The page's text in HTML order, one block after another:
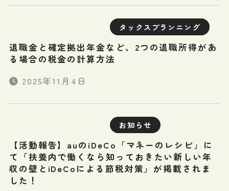
タックスプランニング
退職金と確定拠出年金など、2つの退職所得があ
る場合の税金の計算方法
2025年11月4日
お知らせ
【活動報告】auのiDeCo「マネーのレシピ」に
て「扶養内で働くなら知っておきたい新しい年
収の壁とiDeCoによる節税対策」が掲載されま
した！